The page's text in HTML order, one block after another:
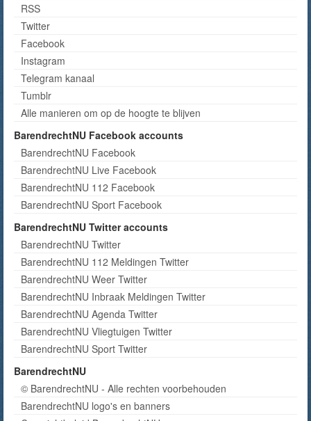
RSS
Twitter
Facebook
Instagram
Telegram kanaal
Tumblr
Alle manieren om op de hoogte te blijven
BarendrechtNU Facebook accounts
BarendrechtNU Facebook
BarendrechtNU Live Facebook
BarendrechtNU 112 Facebook
BarendrechtNU Sport Facebook
BarendrechtNU Twitter accounts
BarendrechtNU Twitter
BarendrechtNU 112 Meldingen Twitter
BarendrechtNU Weer Twitter
BarendrechtNU Inbraak Meldingen Twitter
BarendrechtNU Agenda Twitter
BarendrechtNU Vliegtuigen Twitter
BarendrechtNU Sport Twitter
BarendrechtNU
© BarendrechtNU - Alle rechten voorbehouden
BarendrechtNU logo's en banners